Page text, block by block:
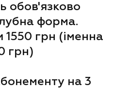
обов'язково
форма.
1550 грн (іменна
грн)
на 3